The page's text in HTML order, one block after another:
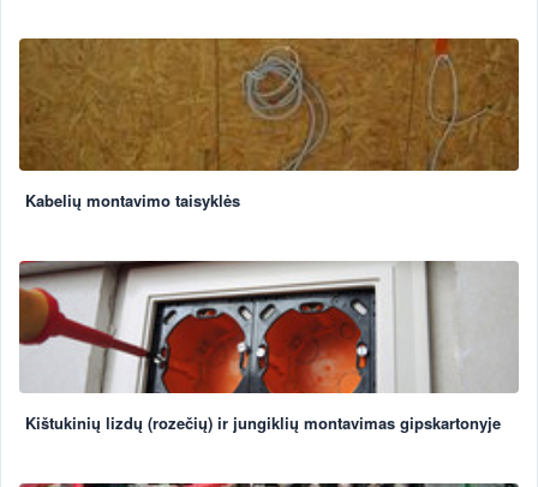
Kabelių montavimo taisyklės
Kištukinių lizdų (rozečių) ir jungiklių montavimas gipskartonyje